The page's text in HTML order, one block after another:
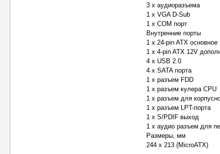
3 х аудиоразъема
1 x VGA D-Sub
1 x COM порт
Внутренние порты
1 x 24-pin ATX основное
1 x 4-pin ATX 12V
4 x USB 2.0
4 x SATA порта
1 x разъем FDD
1 x разъем кулера CPU
1 x разъем для
1 х разъем LPT-порта
1 х S/PDIF выход
1 x аудио разъем для
Размеры, мм
244 х 213 (MicroATX)